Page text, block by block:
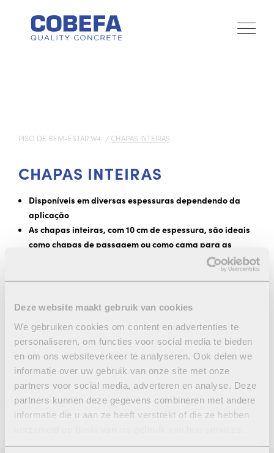
Deze website maakt gebruik van cookies
We gebruiken cookies om content en advertenties te
personaliseren, om functies voor social media te bieden
en om ons websiteverkeer te analyseren. Ook delen we
informatie over uw gebruik van onze site met onze
partners voor social media, adverteren en analyse. Deze
partners kunnen deze gegevens combineren met andere
informatie die u aan ze heeft verstrekt of die ze hebben
PISO DE BEM-ESTAR W4 CHAPAS INTEIRAS
CHAPAS INTEIRAS
Disponíveis em diversas espessuras dependendo da
aplicação
As chapas inteiras, com 10 cm de espessura, são ideais
como chapas de passagem ou como cama para as
As chapas inteiras de 7 cm de espessura são mais
As chapas inteiras de 5 cm de espessura deverão ser
REGRESSO À VISTA GERAL
ENTRAR EM CONTACTO